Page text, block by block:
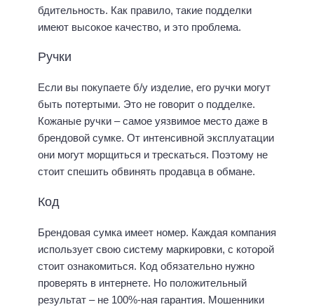
бдительность. Как правило, такие подделки
имеют высокое качество, и это проблема.
Ручки
Если вы покупаете б/у изделие, его ручки могут
быть потертыми. Это не говорит о подделке.
Кожаные ручки – самое уязвимое место даже в
брендовой сумке. От интенсивной эксплуатации
они могут морщиться и трескаться. Поэтому не
стоит спешить обвинять продавца в обмане.
Код
Брендовая сумка имеет номер. Каждая компания
использует свою систему маркировки, с которой
стоит ознакомиться. Код обязательно нужно
проверять в интернете. Но положительный
результат – не 100%-ная гарантия. Мошенники